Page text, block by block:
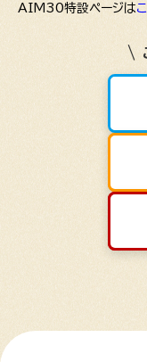
AIM30特設ページは
\